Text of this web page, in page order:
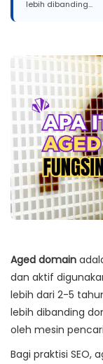
lebih dibanding...
Aged domain
dan aktif
lebih dari 2-5
lebih dibanding
oleh mesin
Bagi praktisi SEO,